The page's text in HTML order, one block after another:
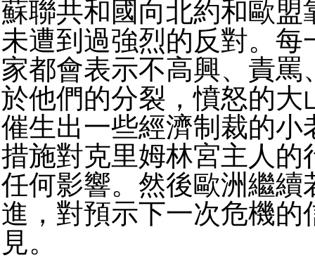
蘇聯共和國向北約和歐盟
未遭到過強烈的反對。每
家都會表示不高興、責罵
於他們的分裂，憤怒的大
催生出一些經濟制裁的小
措施對克里姆林宮主人的
任何影響。然後歐洲繼續
進，對預示下一次危機的
見。